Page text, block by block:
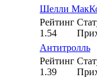
Шелли
Рейтинг
1.54
Антитролль
Рейтинг
1.39